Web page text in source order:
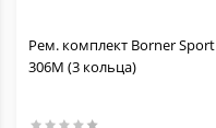
Рем. комплект Borner Sport
306M (3 кольца)